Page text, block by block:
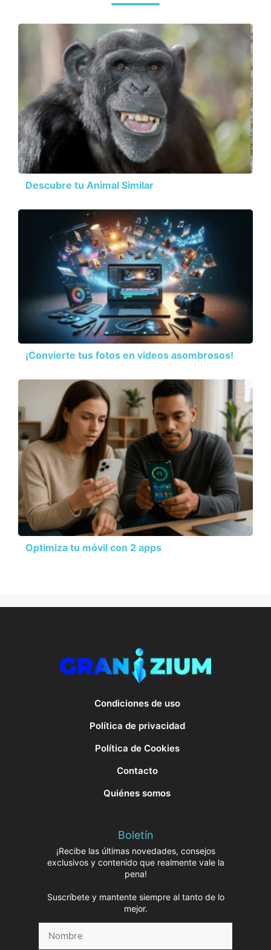
Descubre tu Animal Similar
¡Convierte tus fotos en videos asombrosos!
Optimiza tu móvil con 2 apps
Condiciones de uso
Política de privacidad
Política de Cookies
Contacto
Quiénes somos
Boletín
¡Recibe las últimas novedades, consejos
exclusivos y contenido que realmente vale la
pena!
Suscríbete y mantente siempre al tanto de lo
mejor.